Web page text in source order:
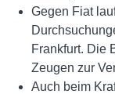
Gegen Fiat
Frankfurt. Die
Zeugen zur
Auch beim